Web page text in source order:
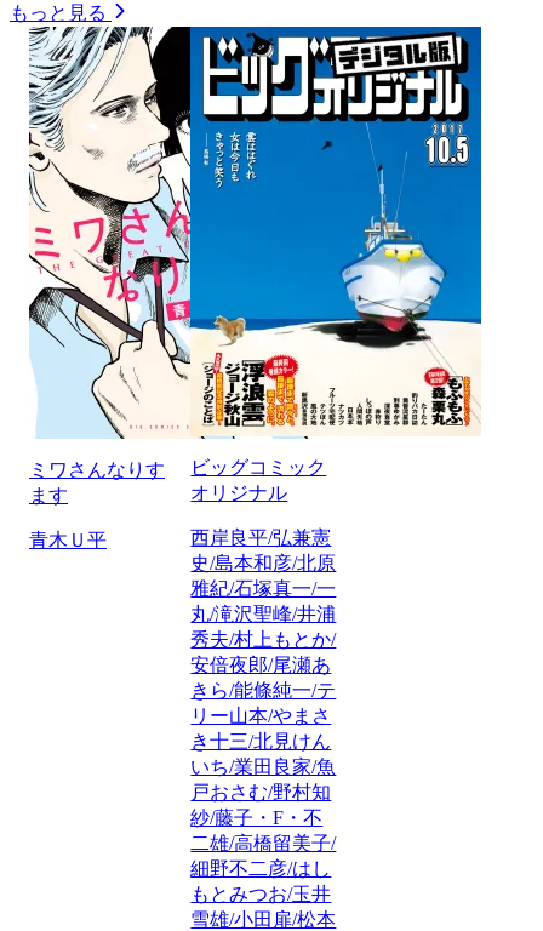
もっと見る
ミワさんなりす
ます
青木Ｕ平
ビッグコミック
オリジナル
西岸良平/弘兼憲
史/島本和彦/北原
雅紀/石塚真一/一
丸/滝沢聖峰/井浦
秀夫/村上もとか/
安倍夜郎/尾瀬あ
きら/能條純一/テ
リー山本/やまさ
き十三/北見けん
いち/業田良家/魚
戸おさむ/野村知
紗/藤子・F・不
二雄/高橋留美子/
細野不二彦/はし
もとみつお/玉井
雪雄/小田扉/松本